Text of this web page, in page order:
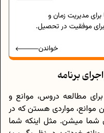
مدیریت زمان و
برای موفقیت در تحصیل.
خواندن
برنامه
مطالعه دروس، موانع و
موانع، مواردی هستن که در
شما میشن. مثل اینکه شما